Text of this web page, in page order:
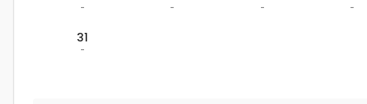
- - - -
31
-